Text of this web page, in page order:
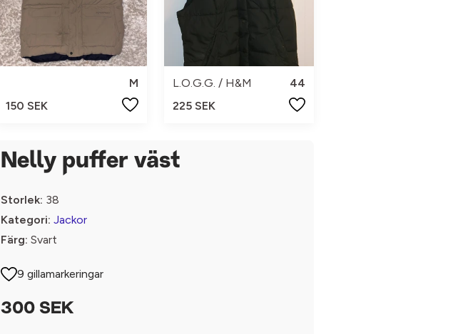
M
150 SEK
L.O.G.G. / H&M
44
225 SEK
Nelly puffer väst
Storlek: 38
Kategori: Jackor
Färg: Svart
9 gillamarkeringar
300 SEK